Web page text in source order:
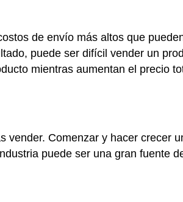
de envío más altos que
puede ser difícil vender un
mientras aumentan el precio
vender. Comenzar y hacer crecer
puede ser una gran fuente